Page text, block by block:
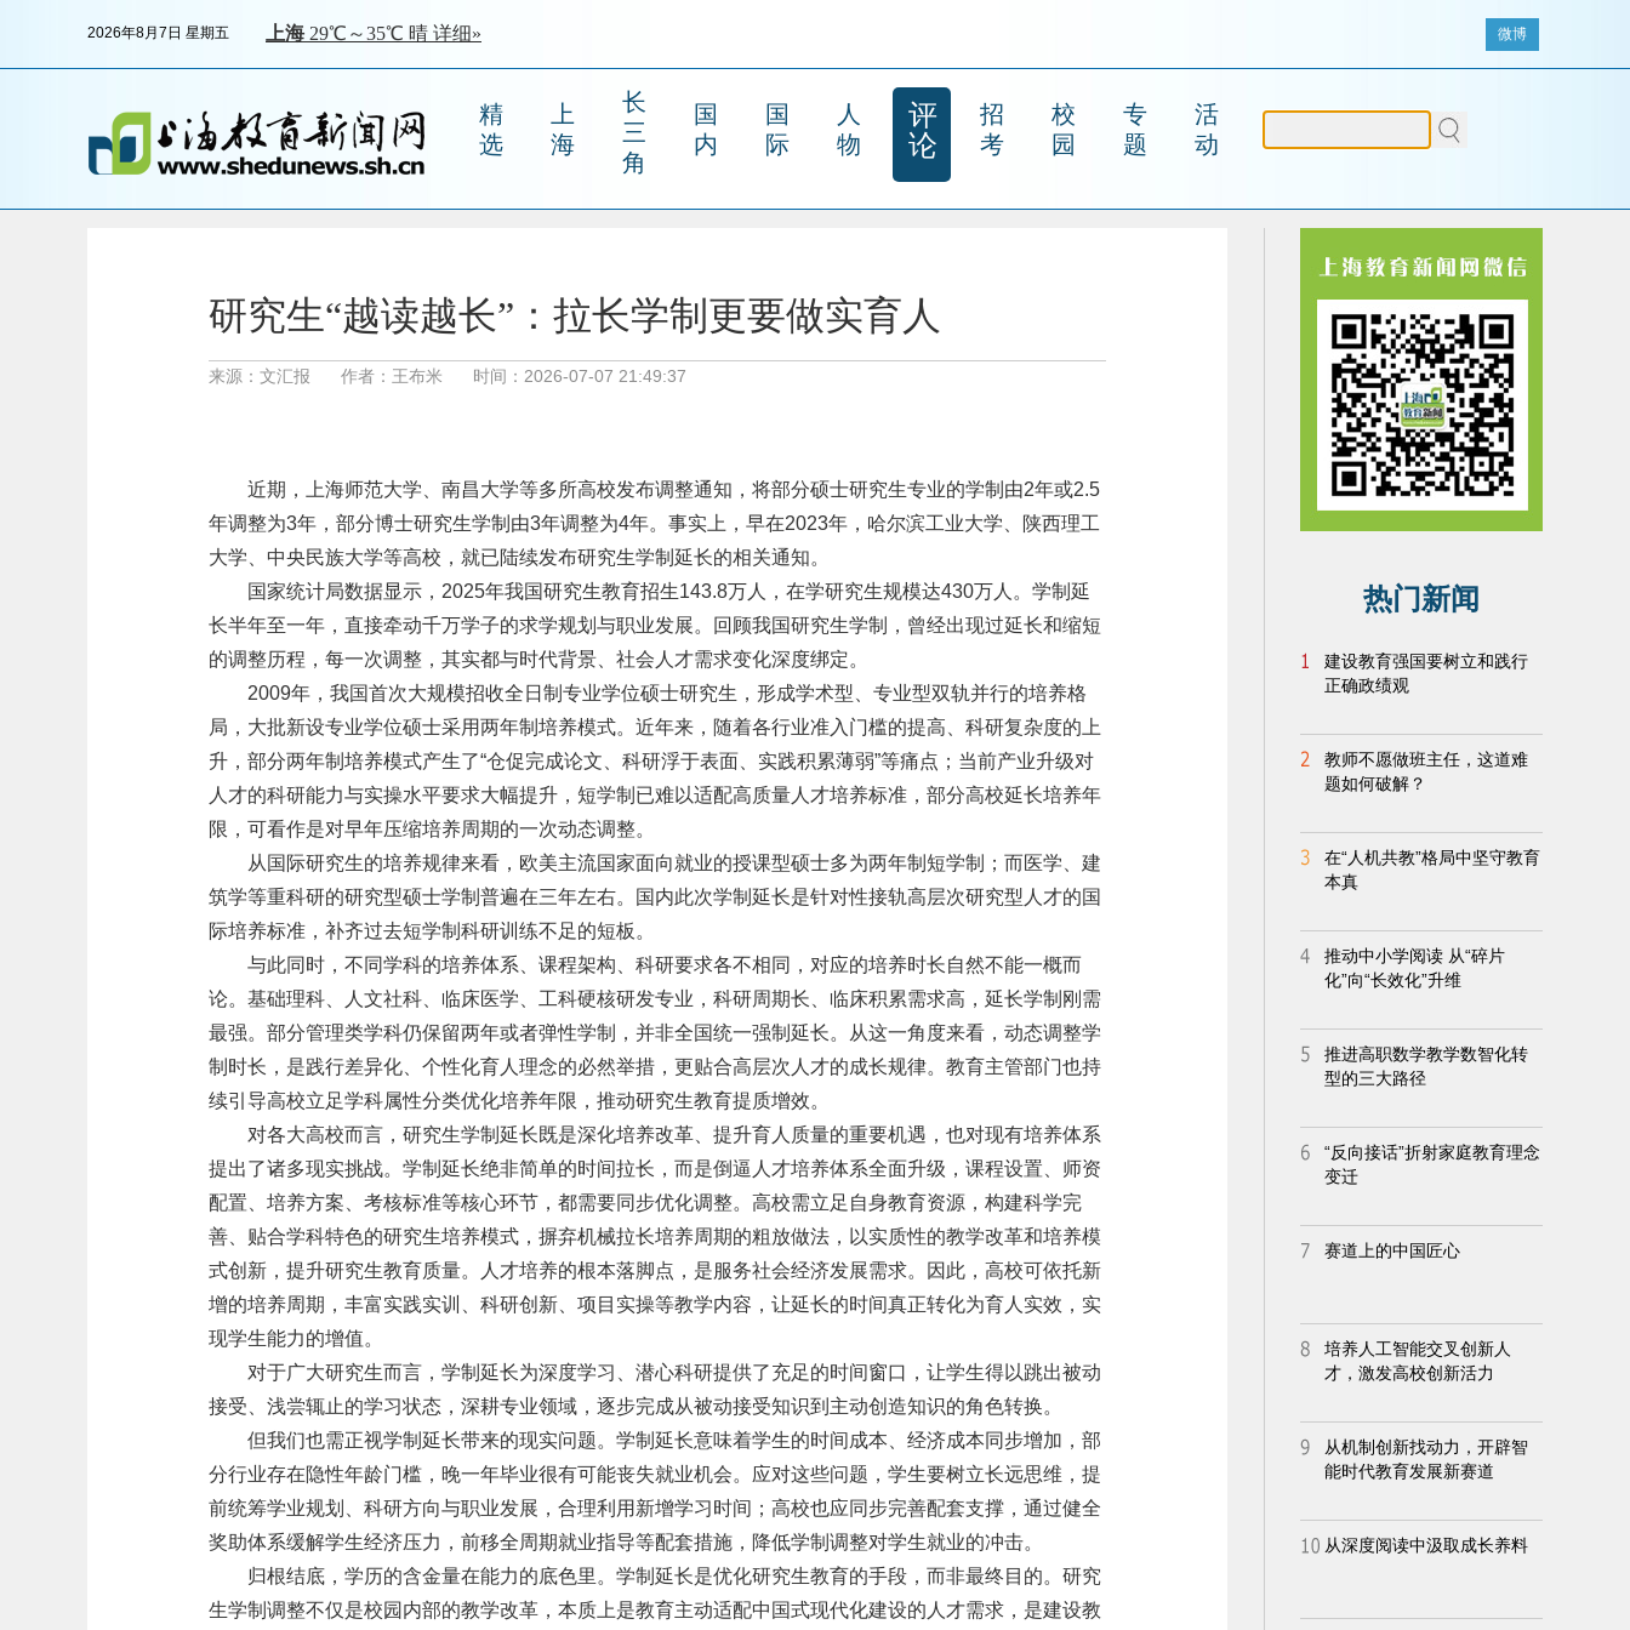
2026年8月7日 星期五 微博
精
选
上
海
长
三
角
国
内
国
际
人
物
评
论
招
考
校
园
专
题
活
动
研究生“越读越长”：拉长学制更要做实育人
来源：文汇报 作者：王布米 时间：2026-07-07 21:49:37
近期，上海师范大学、南昌大学等多所高校发布调整通知，将部分硕士研究生专业的学制由2年或2.5
年调整为3年，部分博士研究生学制由3年调整为4年。事实上，早在2023年，哈尔滨工业大学、陕西理工
大学、中央民族大学等高校，就已陆续发布研究生学制延长的相关通知。
国家统计局数据显示，2025年我国研究生教育招生143.8万人，在学研究生规模达430万人。学制延
长半年至一年，直接牵动千万学子的求学规划与职业发展。回顾我国研究生学制，曾经出现过延长和缩短
的调整历程，每一次调整，其实都与时代背景、社会人才需求变化深度绑定。
2009年，我国首次大规模招收全日制专业学位硕士研究生，形成学术型、专业型双轨并行的培养格
局，大批新设专业学位硕士采用两年制培养模式。近年来，随着各行业准入门槛的提高、科研复杂度的上
升，部分两年制培养模式产生了“仓促完成论文、科研浮于表面、实践积累薄弱”等痛点；当前产业升级对
人才的科研能力与实操水平要求大幅提升，短学制已难以适配高质量人才培养标准，部分高校延长培养年
限，可看作是对早年压缩培养周期的一次动态调整。
从国际研究生的培养规律来看，欧美主流国家面向就业的授课型硕士多为两年制短学制；而医学、建
筑学等重科研的研究型硕士学制普遍在三年左右。国内此次学制延长是针对性接轨高层次研究型人才的国
际培养标准，补齐过去短学制科研训练不足的短板。
与此同时，不同学科的培养体系、课程架构、科研要求各不相同，对应的培养时长自然不能一概而
论。基础理科、人文社科、临床医学、工科硬核研发专业，科研周期长、临床积累需求高，延长学制刚需
最强。部分管理类学科仍保留两年或者弹性学制，并非全国统一强制延长。从这一角度来看，动态调整学
制时长，是践行差异化、个性化育人理念的必然举措，更贴合高层次人才的成长规律。教育主管部门也持
续引导高校立足学科属性分类优化培养年限，推动研究生教育提质增效。
对各大高校而言，研究生学制延长既是深化培养改革、提升育人质量的重要机遇，也对现有培养体系
提出了诸多现实挑战。学制延长绝非简单的时间拉长，而是倒逼人才培养体系全面升级，课程设置、师资
配置、培养方案、考核标准等核心环节，都需要同步优化调整。高校需立足自身教育资源，构建科学完
善、贴合学科特色的研究生培养模式，摒弃机械拉长培养周期的粗放做法，以实质性的教学改革和培养模
式创新，提升研究生教育质量。人才培养的根本落脚点，是服务社会经济发展需求。因此，高校可依托新
增的培养周期，丰富实践实训、科研创新、项目实操等教学内容，让延长的时间真正转化为育人实效，实
现学生能力的增值。
对于广大研究生而言，学制延长为深度学习、潜心科研提供了充足的时间窗口，让学生得以跳出被动
接受、浅尝辄止的学习状态，深耕专业领域，逐步完成从被动接受知识到主动创造知识的角色转换。
但我们也需正视学制延长带来的现实问题。学制延长意味着学生的时间成本、经济成本同步增加，部
分行业存在隐性年龄门槛，晚一年毕业很有可能丧失就业机会。应对这些问题，学生要树立长远思维，提
前统筹学业规划、科研方向与职业发展，合理利用新增学习时间；高校也应同步完善配套支撑，通过健全
奖助体系缓解学生经济压力，前移全周期就业指导等配套措施，降低学制调整对学生就业的冲击。
归根结底，学历的含金量在能力的底色里。学制延长是优化研究生教育的手段，而非最终目的。研究
生学制调整不仅是校园内部的教学改革，本质上是教育主动适配中国式现代化建设的人才需求，是建设教